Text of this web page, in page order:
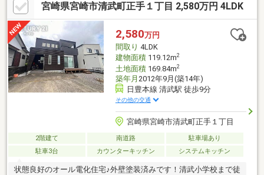
宮崎県宮崎市清武町正手１丁目 2,580万円 4LDK
2,580万円
間取り 4LDK
建物面積119.12m2
土地面積169.84m2
築年月 2012年9月(築14年)
日豊本線 清武駅 徒歩9分
その他の交通
宮崎県宮崎市清武町正手１丁目
2階建て 南道路
駐車場あり
駐車3台
カウンターキッチン システムキッチン
状態良好のオール電化住宅♪外壁塗装済みです！清武小学校まで徒